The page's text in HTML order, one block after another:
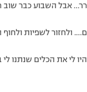
אבל השבוע כבר שוב
ולחזור לשפיות
לי את הכלים שנתנו